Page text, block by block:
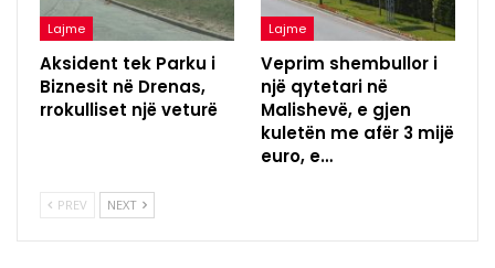
Lajme
Aksident tek Parku i
Biznesit në Drenas,
rrokulliset një veturë
Lajme
Veprim shembullor i
një qytetari në
Malishevë, e gjen
kuletën me afër 3 mijë
euro, e…
PREV NEXT